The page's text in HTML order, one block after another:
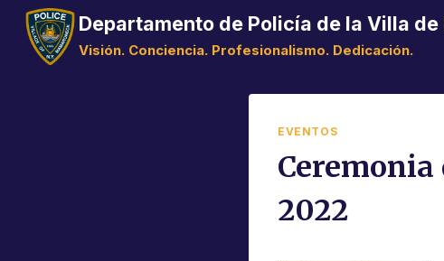
Saltar
Contenido
Departamento de Policía de la Villa
Visión. Conciencia. Profesionalismo. Dedicación.
EVENTOS
Ceremonia
2022